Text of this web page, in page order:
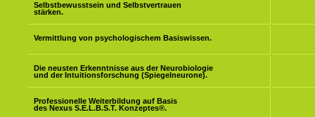
Selbstbewusstsein und Selbstvertrauen
stärken.
Vermittlung von psychologischem Basiswissen.
Die neusten Erkenntnisse aus der Neurobiologie
und der Intuitionsforschung (Spiegelneurone).
Professionelle Weiterbildung auf Basis
des Nexus S.E.L.B.S.T. Konzeptes®.